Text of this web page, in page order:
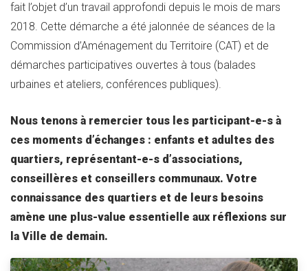
fait l’objet d’un travail approfondi depuis le mois de mars
2018. Cette démarche a été jalonnée de séances de la
Commission d’Aménagement du Territoire (CAT) et de
démarches participatives ouvertes à tous (balades
urbaines et ateliers, conférences publiques).
Nous tenons à remercier tous les participant-e-s à
ces moments d’échanges : enfants et adultes des
quartiers, représentant-e-s d’associations,
conseillères et conseillers communaux. Votre
connaissance des quartiers et de leurs besoins
amène une plus-value essentielle aux réflexions sur
la Ville de demain.